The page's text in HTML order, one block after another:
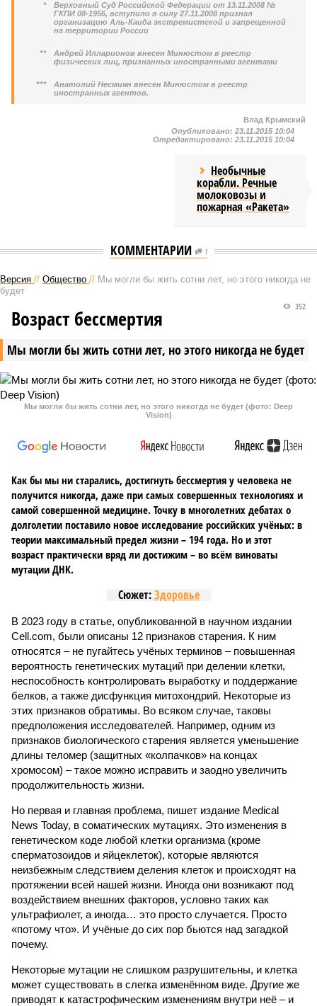
*
Верховный Суд Российской Федерации от 13.11.2008 №
ГКПИ 08-1956, вступило в силу 27.11.2008 признал
организацию Аль-Каида экстремистской и запрещенной
на территории России
**
Андрей Илларионов внесен Минюстом в реестр
физических лиц, признанных иностранными агентами
***
Анатолий Несмиян внесен Минюстом в реестр
иностранных агентов.
Влад Крымский
Опубликовано: 23.11.2015 10:04
Отредактировано: 23.11.2015 10:04
Необычные
корабли. Речные
молоковозы и
пожарная «Ракета»
КОММЕНТАРИИ 1
Версия // Общество // Мы могли бы жить сотни лет, но этого никогда не
будет
Мы могли бы жить сотни лет, но этого никогда не будет
352
Возраст бессмертия
Мы могли бы жить сотни лет, но этого никогда не будет (фото: Deep
Vision)
Как бы мы ни старались, достигнуть бессмертия у человека не
получится никогда, даже при самых совершенных технологиях и
самой совершенной медицине. Точку в многолетних дебатах о
долголетии поставило новое исследование российских учёных: в
теории максимальный предел жизни – 194 года. Но и этот
возраст практически вряд ли достижим – во всём виноваты
мутации ДНК.
Сюжет:Здоровье
В 2023 году в статье, опубликованной в научном издании
Cell.com, были описаны 12 признаков старения. К ним
относятся – не пугайтесь учёных терминов – повышенная
вероятность генетических мутаций при делении клетки,
неспособность контролировать выработку и поддержание
белков, а также дисфункция митохондрий. Некоторые из
этих признаков обратимы. Во всяком случае, таковы
предположения исследователей. Например, одним из
признаков биологического старения является уменьшение
длины теломер (защитных «колпачков» на концах
хромосом) – такое можно исправить и заодно увеличить
продолжительность жизни.
Но первая и главная проблема, пишет издание Medical
News Today, в соматических мутациях. Это изменения в
генетическом коде любой клетки организма (кроме
сперматозоидов и яйцеклеток), которые являются
неизбежным следствием деления клеток и происходят на
протяжении всей нашей жизни. Иногда они возникают под
воздействием внешних факторов, условно таких как
ультрафиолет, а иногда… это просто случается. Просто
«потому что». И учёные до сих пор бьются над загадкой
почему.
Некоторые мутации не слишком разрушительны, и клетка
может существовать в слегка изменённом виде. Другие же
приводят к катастрофическим изменениям внутри неё – и